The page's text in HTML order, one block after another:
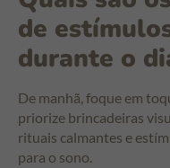
de
durante o
De manhã, foque em
priorize brincadeiras
rituais calmantes e
para o sono.